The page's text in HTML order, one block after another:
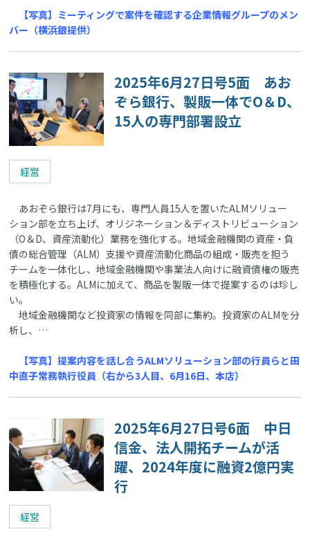
【写真】ミーティングで案件を確認する企業情報グループのメン
バー（横浜銀提供）
2025年6月27日号5面 あお
ぞら銀行、製販一体でO＆D、
15人の専門部署設立
経営
あおぞら銀行は7月にも、専門人員15人を置いたALMソリュー
ション部を立ち上げ、オリジネーション＆ディストリビューション
（O＆D、資産流動化）業務を強化する。地域金融機関の資産・負
債の総合管理（ALM）支援や資産流動化商品の組成・販売を担う
チームを一体化し、地域金融機関や事業法人向けに融資債権の販売
を積極化する。ALMに加えて、商品を製販一体で提案するのは珍し
い。
地域金融機関など投資家の情報を同部に集約。投資家のALMを分
析し、…
【写真】提案内容を話し合うALMソリューション部の行員らと田
中直子常務執行役員（右から3人目、6月16日、本店）
2025年6月27日号6面 中日
信金、法人開拓チームが活
躍、2024年度に融資2億円実
行
経営